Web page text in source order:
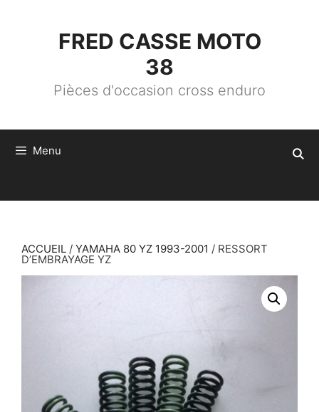
FRED CASSE MOTO
38
Pièces d'occasion cross enduro
Menu
ACCUEIL / YAMAHA 80 YZ 1993-2001 / RESSORT
D’EMBRAYAGE YZ